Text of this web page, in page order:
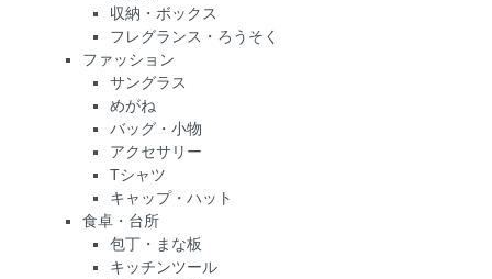
収納・ボックス
フレグランス・ろうそく
ファッション
サングラス
めがね
バッグ・小物
アクセサリー
Tシャツ
キャップ・ハット
食卓・台所
包丁・まな板
キッチンツール